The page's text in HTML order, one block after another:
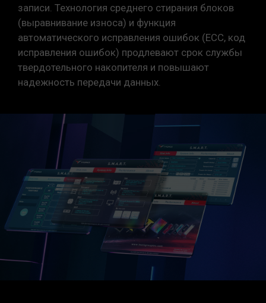
записи. Технология среднего стирания блоков
(выравнивание износа) и функция
автоматического исправления ошибок (ECC, код
исправления ошибок) продлевают срок службы
твердотельного накопителя и повышают
надежность передачи данных.